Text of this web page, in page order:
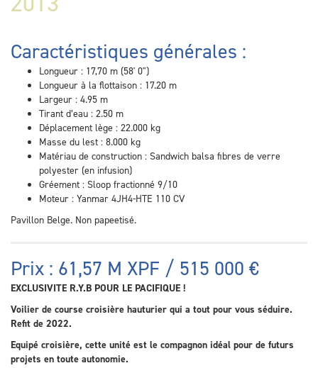
Caractéristiques générales :
Longueur : 17,70 m (58' 0")
Longueur à la flottaison : 17.20 m
Largeur : 4.95 m
Tirant d’eau : 2.50 m
Déplacement lège : 22.000 kg
Masse du lest : 8.000 kg
Matériau de construction : Sandwich balsa fibres de verre
polyester (en infusion)
Gréement : Sloop fractionné 9/10
Moteur : Yanmar 4JH4-HTE 110 CV
Pavillon Belge. Non papeetisé.
Prix : 61,57 M XPF / 515 000 €
EXCLUSIVITE R.Y.B POUR LE PACIFIQUE !
Voilier de course croisière hauturier qui a tout pour vous séduire.
Refit de 2022.
Equipé croisière, cette unité est le compagnon idéal pour de futurs
projets en toute autonomie.